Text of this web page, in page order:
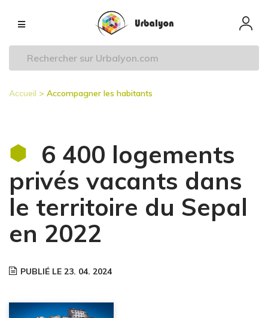
principal
Navigation
principale
Accueil Accompagner les habitants
6 400 logements
privés vacants dans
le territoire du Sepal
en 2022
PUBLIÉ LE 23. 04. 2024